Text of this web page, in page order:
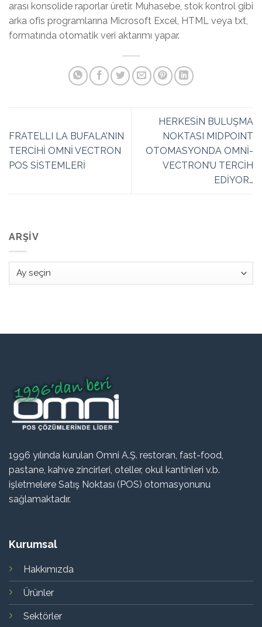
arası konsolide raporlar üretir. Muhasebe, stok kontrol gibi
arka ofis programlarına Microsoft Excel, HTML veya txt,
formatında otomatik veri aktarımı yapar.
FRATELLI LA BUFALA’NIN
TERCİHİ OMNİ VECTRON
POS SİSTEMLERİ
HERKESİN BULUŞMA
NOKTASI MIDPOINT
OTOMASYONDA OMNİ-
VECTRON’U TERCİH
EDİYOR…
ARŞIV
Arşiv
1996 yılında kurulan Omni A.Ş. restoran, fast-food,
pastane, kahve zincirleri, oteller, okul kantinleri v.b.
işletmelere Satış Noktası (POS) otomasyonunu
sağlamaktadır.
Kurumsal
Hakkımızda
Ürünler
Sektörler